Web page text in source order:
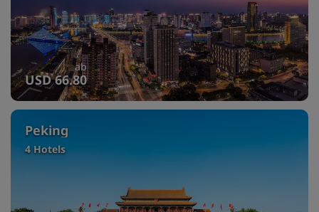
ab
USD 66.80
Peking
4 Hotels